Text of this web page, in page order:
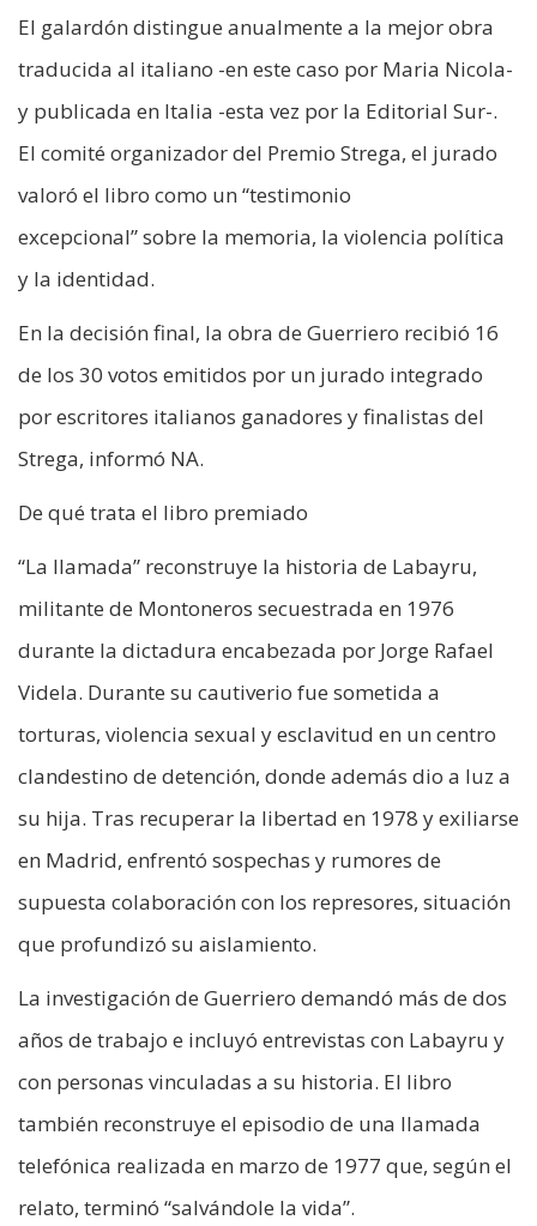
El galardón distingue anualmente a la mejor obra
traducida al italiano -en este caso por Maria Nicola-
y publicada en Italia -esta vez por la Editorial Sur-.
El comité organizador del Premio Strega, el jurado
valoró el libro como un “testimonio
excepcional” sobre la memoria, la violencia política
y la identidad.
En la decisión final, la obra de Guerriero recibió 16
de los 30 votos emitidos por un jurado integrado
por escritores italianos ganadores y finalistas del
Strega, informó NA.
De qué trata el libro premiado
“La llamada” reconstruye la historia de Labayru,
militante de Montoneros secuestrada en 1976
durante la dictadura encabezada por Jorge Rafael
Videla. Durante su cautiverio fue sometida a
torturas, violencia sexual y esclavitud en un centro
clandestino de detención, donde además dio a luz a
su hija. Tras recuperar la libertad en 1978 y exiliarse
en Madrid, enfrentó sospechas y rumores de
supuesta colaboración con los represores, situación
que profundizó su aislamiento.
La investigación de Guerriero demandó más de dos
años de trabajo e incluyó entrevistas con Labayru y
con personas vinculadas a su historia. El libro
también reconstruye el episodio de una llamada
telefónica realizada en marzo de 1977 que, según el
relato, terminó “salvándole la vida”.